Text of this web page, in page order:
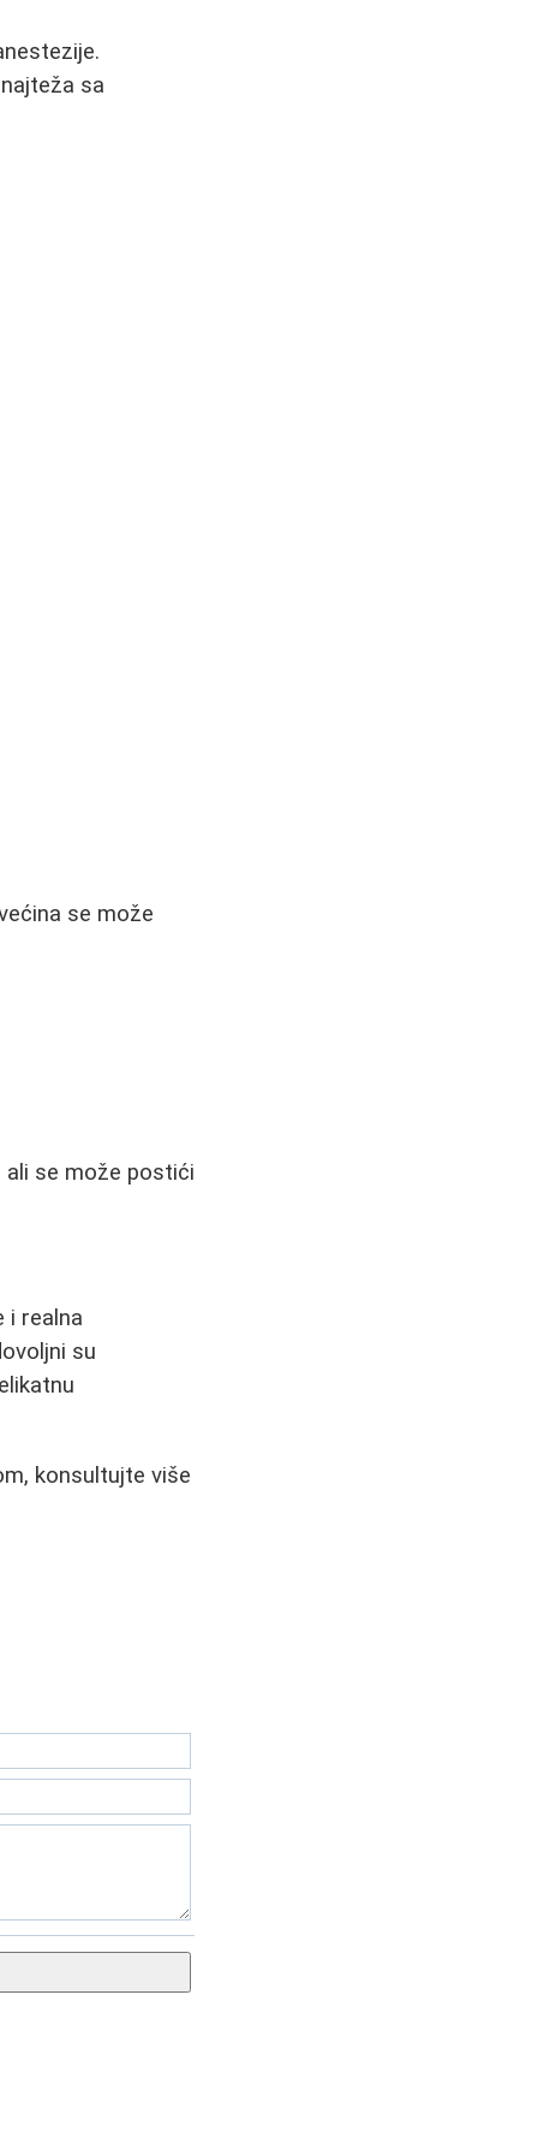
sa
se može
se može postići
i realna
su
konsultujte više